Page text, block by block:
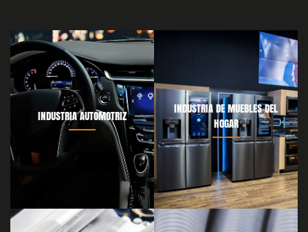
INDUSTRIA AUTOMOTRIZ
INDUSTRIA DE MUEBLES DEL
HOGAR